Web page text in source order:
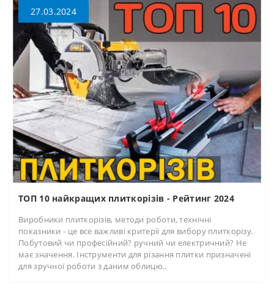
27.03.2024
ТОП 10 найкращих плиткорізів - Рейтинг 2024
Виробники плиткорізів, методи роботи, технічні
показники - це все важливі критерії для вибору плиткорізу.
Побутовий чи професійний? ручний чи електричний? Не
має значення. Інструменти для різання плитки призначені
для зручної роботи з даним облицю..